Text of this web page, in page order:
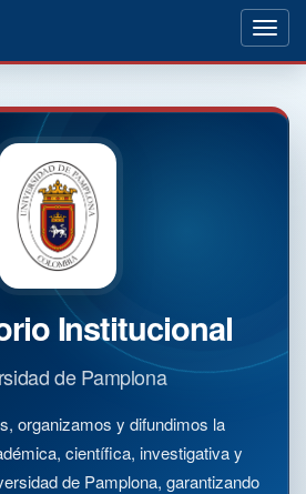
Institucional
de Pamplona
organizamos y difundimos la
científica, investigativa y
de Pamplona, garantizando